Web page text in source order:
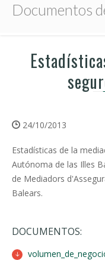
Documentos
24/10/2013
Estadísticas de la
Autónoma de las Illes
de Mediadors
Balears.
DOCUMENTOS: